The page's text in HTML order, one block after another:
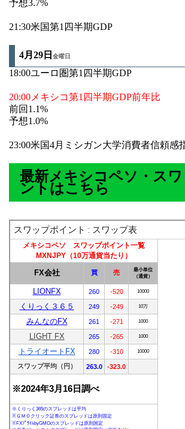
予想3.7%
21:30米国第1四半期GDP
4月29 日 金曜日
18:00ユーロ圏第1四半期GDP
20:00メキシコ第1四半期GDP前年比
前回1.1%
予想1.0%
23:00米国4月ミシガン大学消費者信頼感
最新メキシコペソ・ス
ントはこちら